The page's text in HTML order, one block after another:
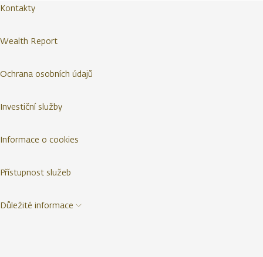
Kontakty
Wealth Report
Ochrana osobních údajů
Investiční služby
Informace o cookies
Přístupnost služeb
Důležité informace